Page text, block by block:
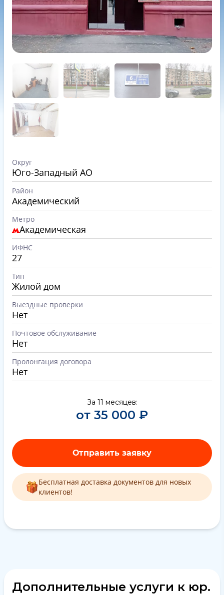
Округ
Юго-Западный АО
Район
Академический
Метро
Академическая
ИФНС
27
Тип
Жилой дом
Выездные проверки
Нет
Почтовое обслуживание
Нет
Пролонгация договора
Нет
За 11 месяцев:
от 35 000 ₽
Отправить заявку
Бесплатная доставка документов для новых
клиентов!
Дополнительные услуги к юр.